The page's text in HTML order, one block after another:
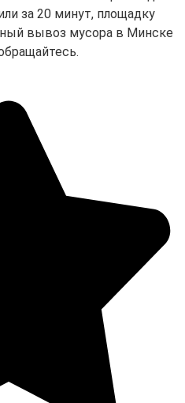
за 20 минут, площадку
вывоз мусора в Минске